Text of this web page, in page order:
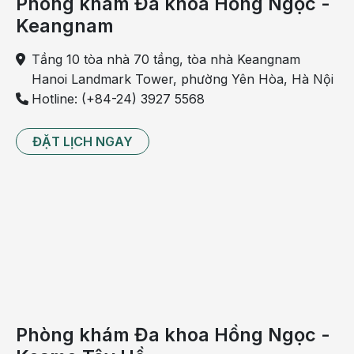
Họng bị sưng đau, niêm mạc họng tấy đỏ là một
trong số những triệu chứng của viêm amidan giả
Nguyên do là vì đây là một thể bệnh đặc biệt, hiếm
gặp nên người bệnh thường gặp nhiều khó khăn
Keangnam
Tầng 10 tòa nhà 70 tầng, tòa nhà Keangnam
Hanoi Landmark Tower, phường Yên Hòa, Hà Nội
Hotline: (+84-24) 3927 5568
ĐẶT LỊCH NGAY
Phòng khám Đa khoa Hồng Ngọc -